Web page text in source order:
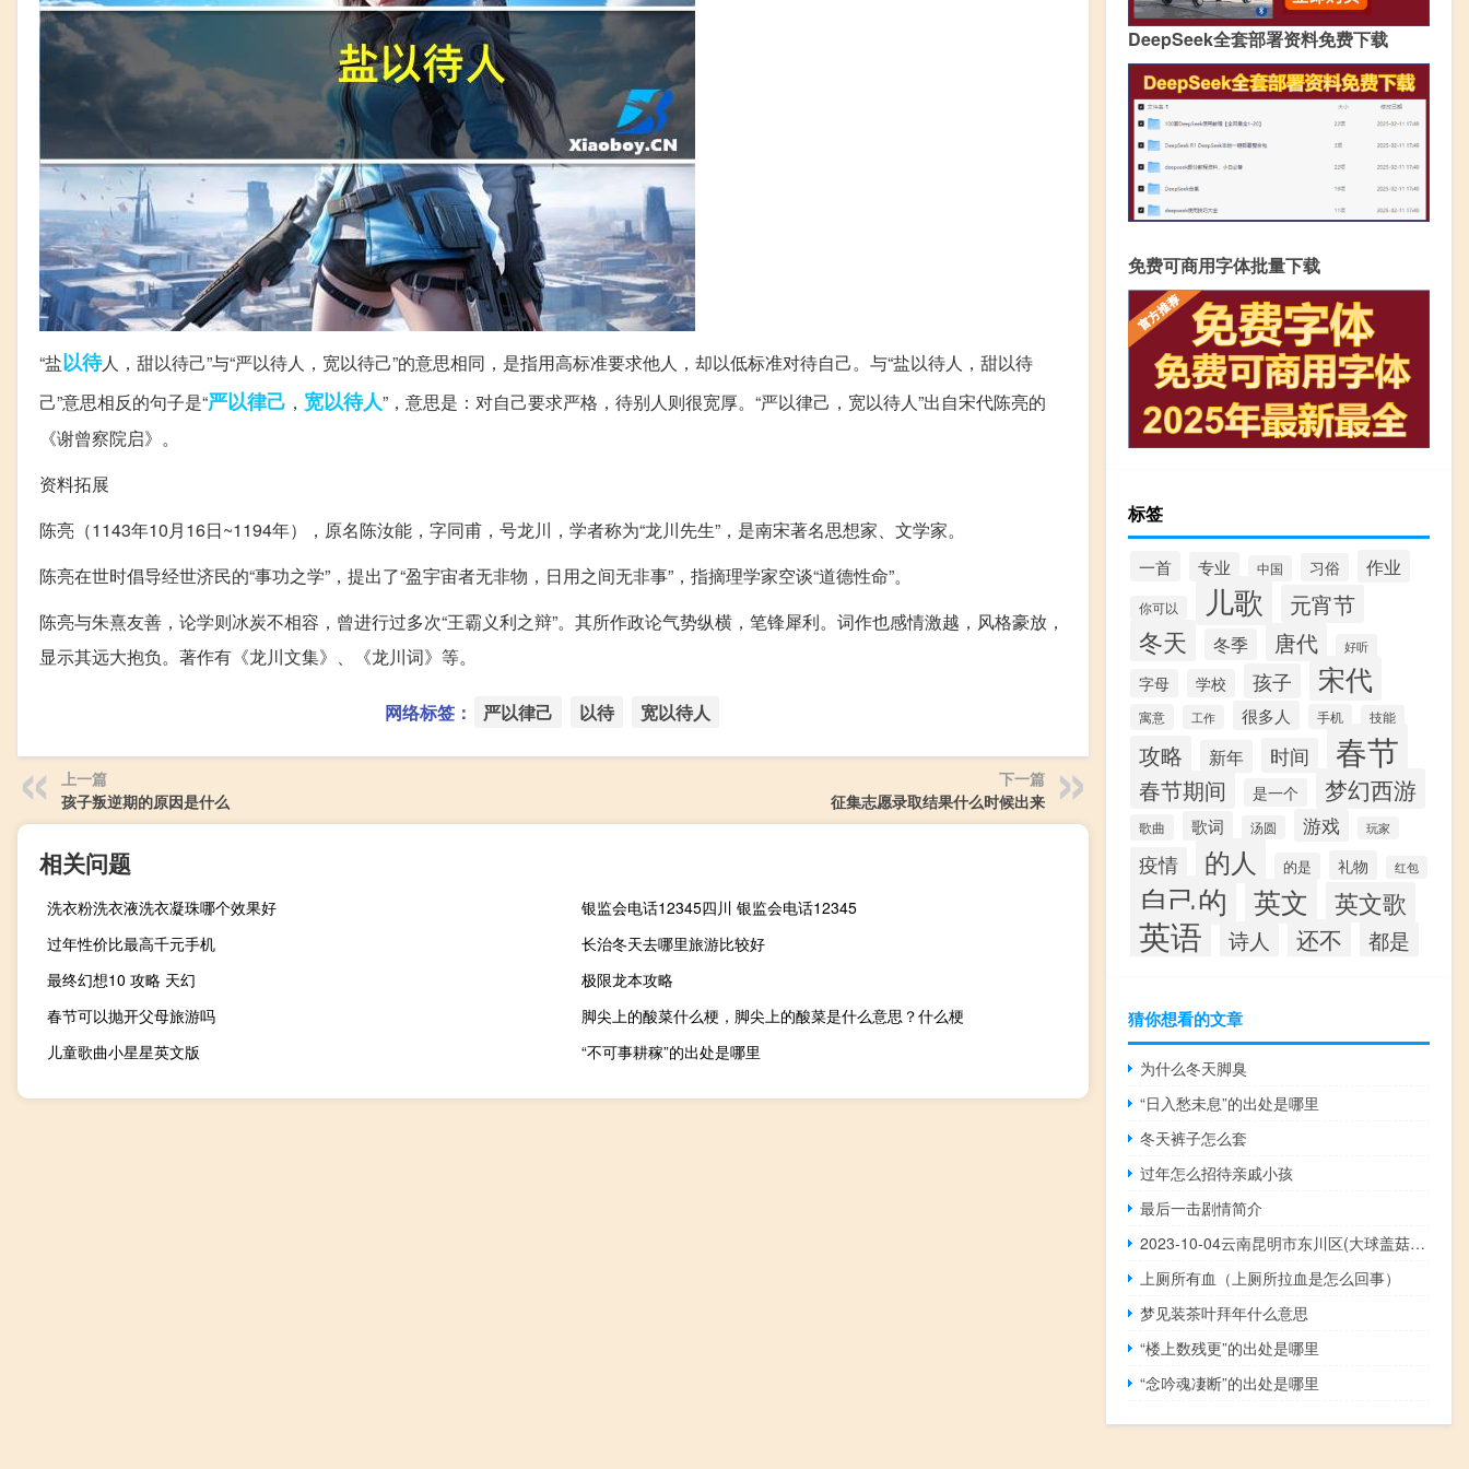
“盐以待人，甜以待己”与“严以待人，宽以待己”的意思相同，是指用高标准要求他人，却以低标准对待自己。与“盐以待人，甜以待
己”意思相反的句子是“严以律己 ， 宽以待人”，意思是：对自己要求严格，待别人则很宽厚。“严以律己，宽以待人”出自宋代陈亮的
《谢曾察院启》。
资料拓展
陈亮（1143年10月16日~1194年），原名陈汝能，字同甫，号龙川，学者称为“龙川先生”，是南宋著名思想家、文学家。
陈亮在世时倡导经世济民的“事功之学”，提出了“盈宇宙者无非物，日用之间无非事”，指摘理学家空谈“道德性命”。
陈亮与朱熹友善，论学则冰炭不相容，曾进行过多次“王霸义利之辩”。其所作政论气势纵横，笔锋犀利。词作也感情激越，风格豪放，
显示其远大抱负。著作有《龙川文集》、《龙川词》等。
网络标签： 严以律己 以待 宽以待人
上一篇
孩子叛逆期的原因是什么
下一篇
征集志愿录取结果什么时候出来
相关问题
洗衣粉洗衣液洗衣凝珠哪个效果好
银监会电话12345四川 银监会电话12345
过年性价比最高千元手机
长治冬天去哪里旅游比较好
最终幻想10 攻略 天幻
极限龙本攻略
春节可以抛开父母旅游吗
脚尖上的酸菜什么梗，脚尖上的酸菜是什么意思？什么梗
儿童歌曲小星星英文版
“不可事耕稼”的出处是哪里
DeepSeek全套部署资料免费下载
免费可商用字体批量下载
标签
一首 专业 中国 习俗 作业
你可以 儿歌 元宵节
冬天 冬季 唐代 好听
字母 学校 孩子 宋代
寓意 工作 很多人 手机 技能
攻略 新年 时间 春节
春节期间 是一个 梦幻西游
歌曲 歌词 汤圆 游戏 玩家
疫情 的人 的是 礼物 红包
自己的 英文 英文歌
英语 诗人 还不 都是
猜你想看的文章
为什么冬天脚臭
“日入愁未息”的出处是哪里
冬天裤子怎么套
过年怎么招待亲戚小孩
最后一击剧情简介
2023-10-04云南昆明市东川区(大球盖菇)的报价是多少
上厕所有血（上厕所拉血是怎么回事）
梦见装茶叶拜年什么意思
“楼上数残更”的出处是哪里
“念吟魂凄断”的出处是哪里